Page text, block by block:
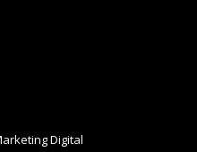
Digital